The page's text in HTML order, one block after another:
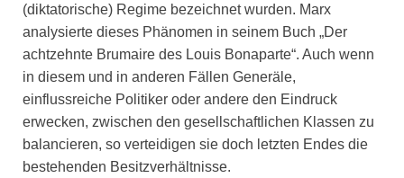
(diktatorische) Regime bezeichnet wurden. Marx
analysierte dieses Phänomen in seinem Buch „Der
achtzehnte Brumaire des Louis Bonaparte“. Auch wenn
in diesem und in anderen Fällen Generäle,
einflussreiche Politiker oder andere den Eindruck
erwecken, zwischen den gesellschaftlichen Klassen zu
balancieren, so verteidigen sie doch letzten Endes die
bestehenden Besitzverhältnisse.